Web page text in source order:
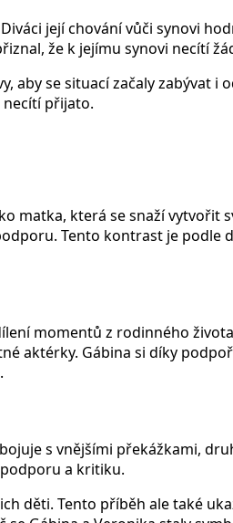
její chování vůči synovi
že k jejímu synovi necítí
aby se situací začaly zabývat i
necítí přijato.
matka, která se snaží vytvořit
Tento kontrast je podle
momentů z rodinného
aktérky. Gábina si díky
s vnějšími překážkami,
a kritiku.
děti. Tento příběh ale také